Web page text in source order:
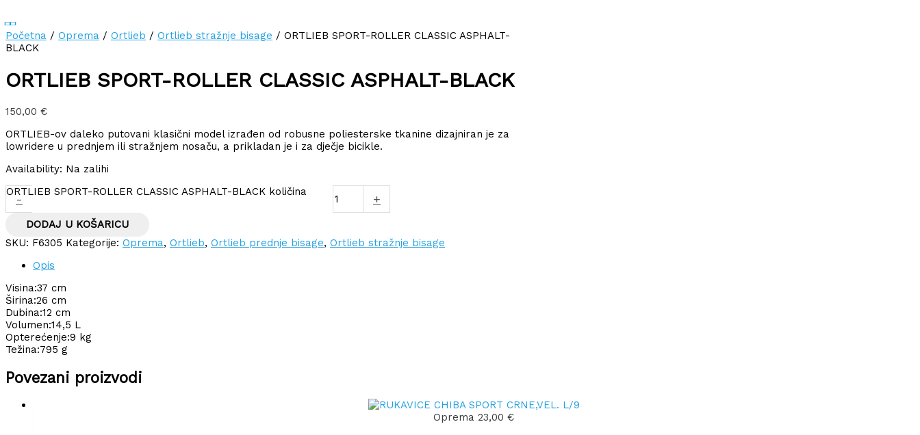
Početna / Oprema / Ortlieb / Ortlieb stražnje bisage / ORTLIEB SPORT-ROLLER CLASSIC ASPHALT-
BLACK
ORTLIEB SPORT-ROLLER CLASSIC ASPHALT-BLACK
150,00 €
ORTLIEB-ov daleko putovani klasični model izrađen od robusne poliesterske tkanine dizajniran je za
lowridere u prednjem ili stražnjem nosaču, a prikladan je i za dječje bicikle.
Availability: Na zalihi
-
ORTLIEB SPORT-ROLLER CLASSIC ASPHALT-BLACK količina
+
DODAJ U KOŠARICU
SKU: F6305 Kategorije: Oprema, Ortlieb, Ortlieb prednje bisage, Ortlieb stražnje bisage
Opis
Visina:37 cm
Širina:26 cm
Dubina:12 cm
Volumen:14,5 L
Opterećenje:9 kg
Težina:795 g
Povezani proizvodi
Oprema 23,00 €